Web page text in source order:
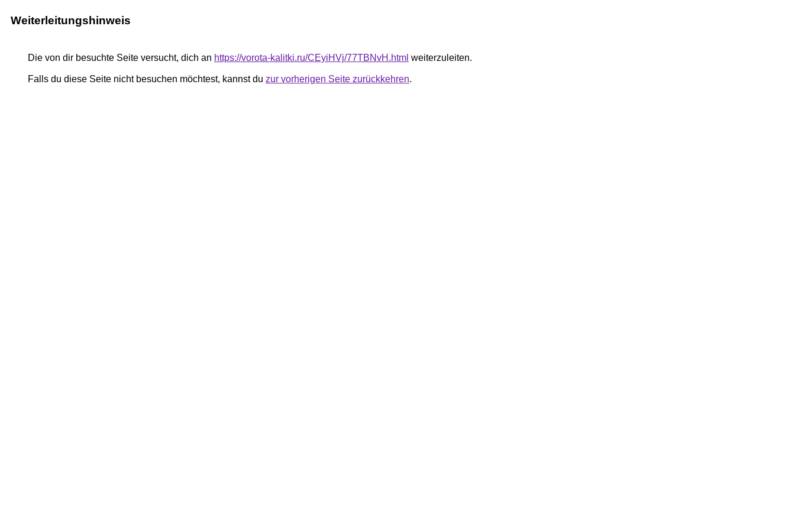
Weiterleitungshinweis
Die von dir besuchte Seite versucht, dich an https://vorota-kalitki.ru/CEyiHVj/77TBNvH.html weiterzuleiten.
Falls du diese Seite nicht besuchen möchtest, kannst du zur vorherigen Seite zurückkehren.